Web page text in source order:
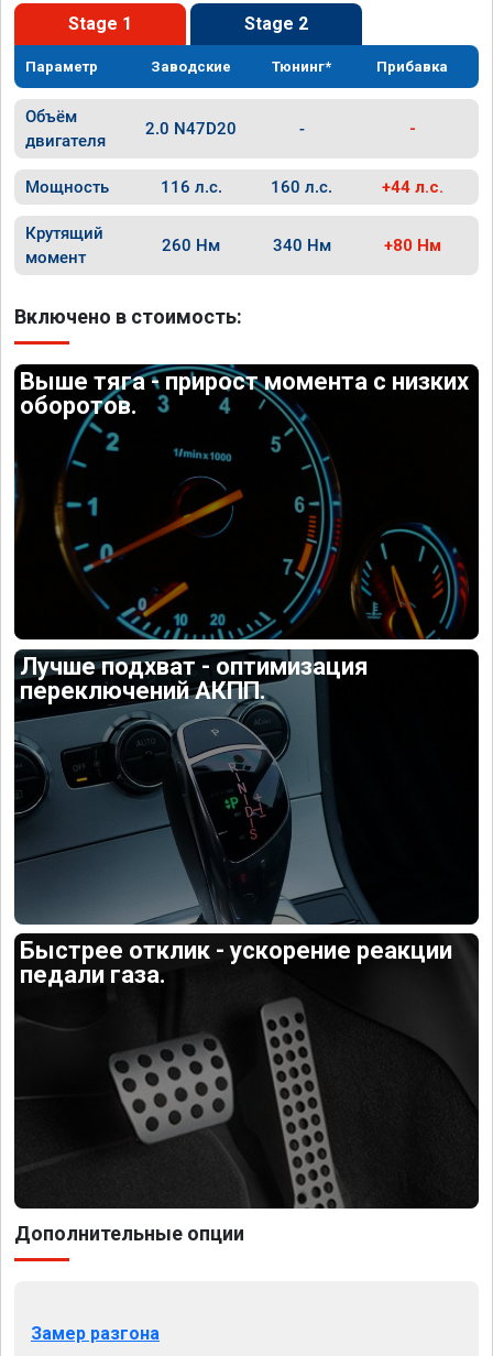
Stage 1 Stage 2
Параметр Заводские Тюнинг* Прибавка
Объём
двигателя
2.0 N47D20 - -
Мощность 116 л.с. 160 л.с. +44 л.с.
Крутящий
момент
260 Нм 340 Нм +80 Нм
Включено в стоимость:
Выше тяга - прирост момента с низких
оборотов.
Лучше подхват - оптимизация
переключений АКПП.
Быстрее отклик - ускорение реакции
педали газа.
Дополнительные опции
Замер разгона